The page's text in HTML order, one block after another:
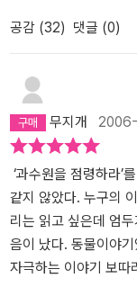
하여, 아이들이 보다
를 향한 성취감 등을
사실상 학원 다니랴
과 친해지게 하고자
를 나누는데, 구체적
이 책은 더 재미나게
인 '오리가족의 나들이
으로 꾸며보라는 숙
이' 편에서는 읽은 내
컷 짜리 만화를 그려
있었다. 그리고 지난
는데, 점점 더 흥미진
공감 (32) 댓글 (0)
무지개
‘과수원을 점령하라’
같지 않았다. 누구의
리는 읽고 싶은데 엄
음이 났다. 동물이야
자극하는 이야기 보따